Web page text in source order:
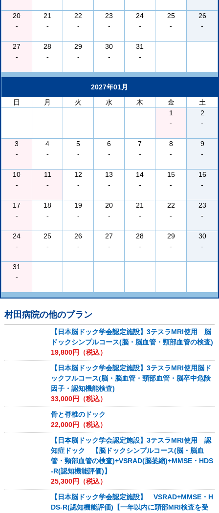
20
-
21
-
22
-
23
-
24
-
25
-
26
-
27
-
28
-
29
-
30
-
31
-
2027年01月
日
月 火 水 木 金
土
1
-
2
-
3
-
4
-
5
-
6
-
7
-
8
-
9
-
10
-
11
-
12
-
13
-
14
-
15
-
16
-
17
-
18
-
19
-
20
-
21
-
22
-
23
-
24
-
25
-
26
-
27
-
28
-
29
-
30
-
31
-
村田病院の他のプラン
【日本脳ドック学会認定施設】3テスラMRI使用 脳
ドックシンプルコース(脳・脳血管・頸部血管の検査)
19,800円（税込）
【日本脳ドック学会認定施設】3テスラMRI使用脳ド
ックフルコース(脳・脳血管・頸部血管・脳卒中危険
因子・認知機能検査)
33,000円（税込）
骨と脊椎のドック
22,000円（税込）
【日本脳ドック学会認定施設】3テスラMRI使用 認
知症ドック 【脳ドックシンプルコース(脳・脳血
管・頸部血管の検査)+VSRAD(脳萎縮)+MMSE・HDS
-R(認知機能評価)】
25,300円（税込）
【日本脳ドック学会認定施設】 VSRAD+MMSE・H
DS-R(認知機能評価)【一年以内に頭部MRI検査を受